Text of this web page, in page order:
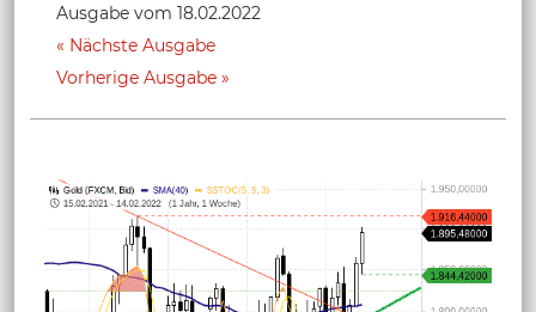
Ausgabe vom 18.02.2022
Nächste Ausgabe
Vorherige Ausgabe